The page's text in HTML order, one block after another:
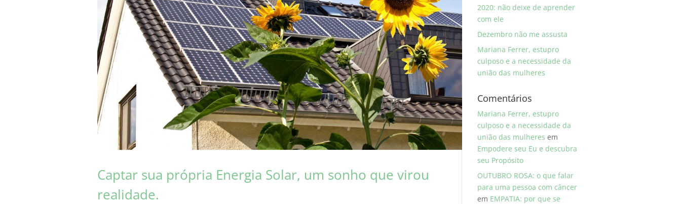
Captar sua própria Energia Solar, um sonho que virou
realidade.
2020: não deixe de aprender
com ele
Dezembro não me assusta
Mariana Ferrer, estupro
culposo e a necessidade da
união das mulheres
Comentários
Mariana Ferrer, estupro
culposo e a necessidade da
união das mulheres em
Empodere seu Eu e descubra
seu Propósito
OUTUBRO ROSA: o que falar
para uma pessoa com câncer
em EMPATIA: por que se